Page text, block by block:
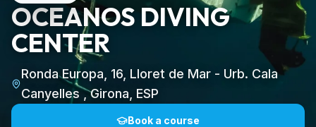
OCEANOS DIVING
CENTER
Ronda Europa, 16, Lloret de Mar - Urb. Cala
Canyelles , Girona, ESP
Book a course